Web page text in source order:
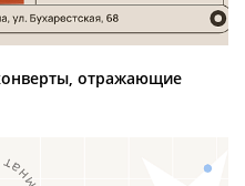
отражающие